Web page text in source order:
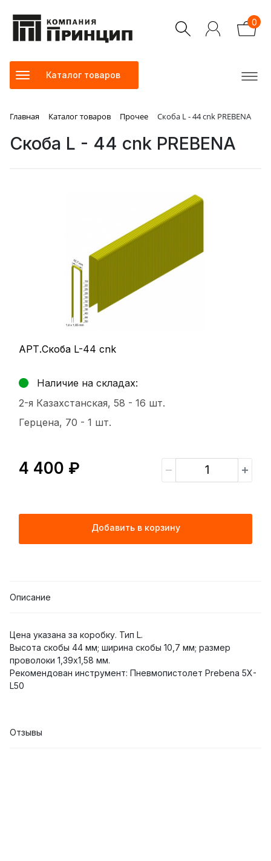
0
Каталог товаров
Главная Каталог товаров Прочее Скоба L - 44 cnk PREBENA
Скоба L - 44 cnk PREBENA
АРТ.Скоба L-44 cnk
Наличие на складах:
2-я Казахстанская, 58 - 16 шт.
Герцена, 70 - 1 шт.
4 400 ₽
Добавить в корзину
Описание
Цена указана за коробку. Тип L.
Высота скобы 44 мм; ширина скобы 10,7 мм; размер
проволоки 1,39x1,58 мм.
Рекомендован инструмент: Пневмопистолет Prebena 5X-
L50
Отзывы